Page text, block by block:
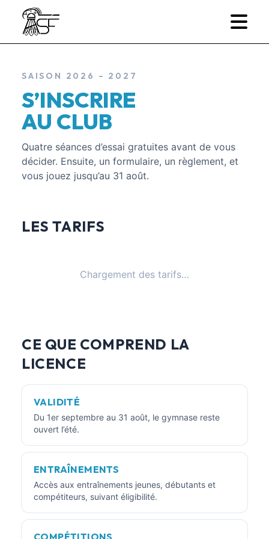
SAISON 2026 – 2027
S’INSCRIRE
AU CLUB
Quatre séances d’essai gratuites avant de vous
décider. Ensuite, un formulaire, un règlement, et
vous jouez jusqu’au 31 août.
LES TARIFS
Chargement des tarifs…
CE QUE COMPREND LA
LICENCE
VALIDITÉ
Du 1er septembre au 31 août, le gymnase reste
ouvert l’été.
ENTRAÎNEMENTS
Accès aux entraînements jeunes, débutants et
compétiteurs, suivant éligibilité.
COMPÉTITIONS